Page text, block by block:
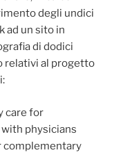
degli undici
ad un sito in
di dodici
relativi al progetto
care for
physicians
complementary